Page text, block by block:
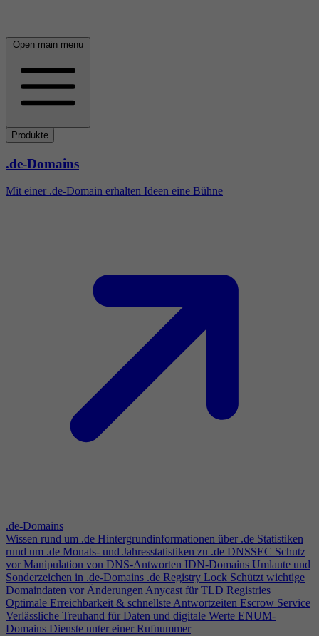
Open main menu
Produkte
.de-Domains
Mit einer .de-Domain erhalten Ideen eine Bühne
.de-Domains
Wissen rund um .de Hintergrundinformationen über .de Statistiken
rund um .de Monats- und Jahresstatistiken zu .de DNSSEC Schutz
vor Manipulation von DNS-Antworten IDN-Domains Umlaute und
Sonderzeichen in .de-Domains .de Registry Lock Schützt wichtige
Domaindaten vor ÄnderungenAnycast für TLD Registries
Optimale Erreichbarkeit & schnellste Antwortzeiten Escrow Service
Verlässliche Treuhand für Daten und digitale Werte ENUM-
Domains Dienste unter einer Rufnummer